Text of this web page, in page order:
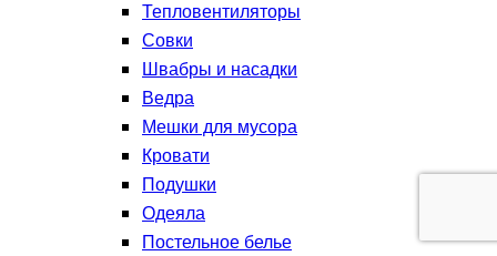
Тепловентиляторы
Совки
Швабры и насадки
Ведра
Мешки для мусора
Кровати
Подушки
Одеяла
Постельное белье